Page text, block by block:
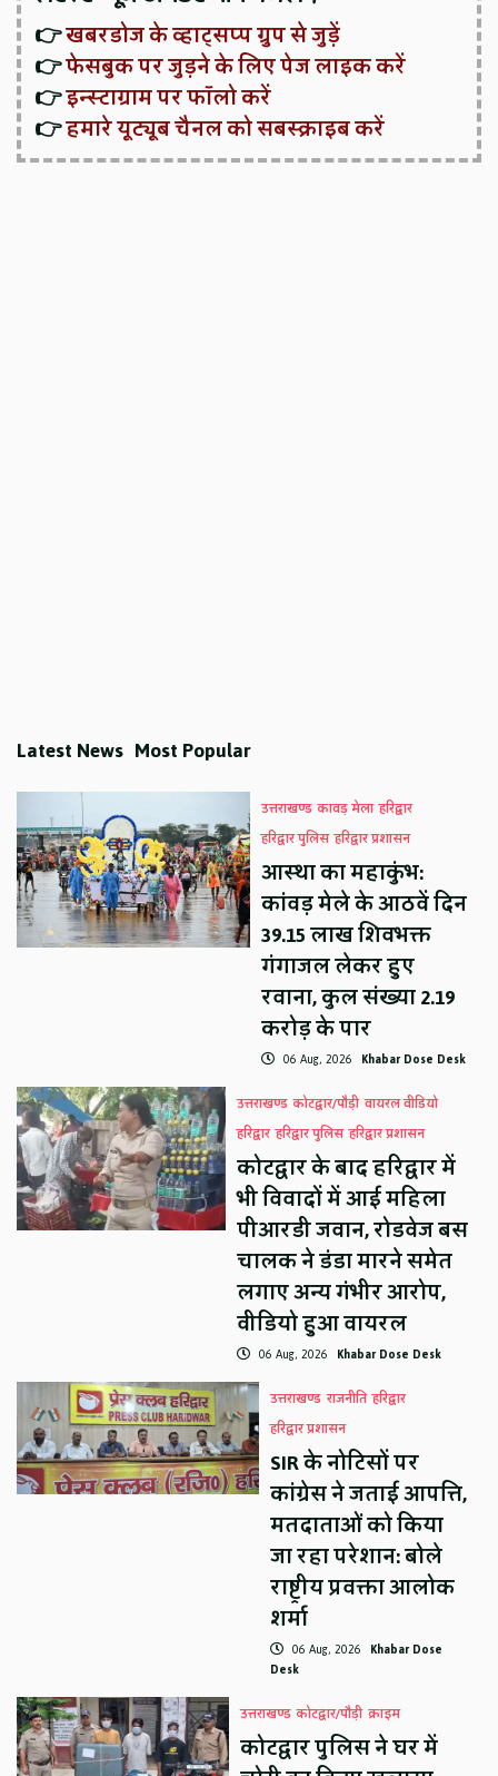
👉खबरडोज के व्हाट्सप्प ग्रुप से जुड़ें
👉फेसबुक पर जुड़ने के लिए पेज लाइक करें
👉इन्स्टाग्राम पर फॉलो करें
👉हमारे यूट्यूब चैनल को सबस्क्राइब करें
Latest News Most Popular
उत्तराखण्ड कावड़ मेला हरिद्वार
हरिद्वार पुलिस हरिद्वार प्रशासन
आस्था का महाकुंभ:
कांवड़ मेले के आठवें दिन
39.15 लाख शिवभक्त
गंगाजल लेकर हुए
रवाना, कुल संख्या 2.19
करोड़ के पार
06 Aug, 2026 Khabar Dose Desk
उत्तराखण्ड कोटद्वार/पौड़ी वायरल वीडियो
हरिद्वार हरिद्वार पुलिस हरिद्वार प्रशासन
कोटद्वार के बाद हरिद्वार में
भी विवादों में आई महिला
पीआरडी जवान, रोडवेज बस
चालक ने डंडा मारने समेत
लगाए अन्य गंभीर आरोप,
वीडियो हुआ वायरल
06 Aug, 2026 Khabar Dose Desk
उत्तराखण्ड राजनीति हरिद्वार
हरिद्वार प्रशासन
SIR के नोटिसों पर
कांग्रेस ने जताई आपत्ति,
मतदाताओं को किया
जा रहा परेशान: बोले
राष्ट्रीय प्रवक्ता आलोक
शर्मा
06 Aug, 2026 Khabar Dose
Desk
उत्तराखण्ड कोटद्वार/पौड़ी क्राइम
कोटद्वार पुलिस ने घर में